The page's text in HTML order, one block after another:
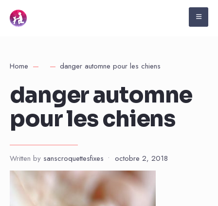
Home danger automne pour les chiens
danger automne
pour les chiens
Written by sanscroquettesfixes • octobre 2, 2018